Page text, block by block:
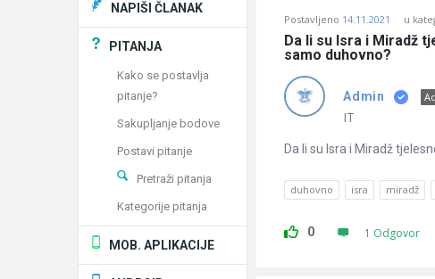
Učene
Latest
Pitanja
Postavljeno 14.11.2021 u
Da li su Isra i Miradž
samo duhovno?
Admin
IT
Da li su Isra i Miradž
duhovno isra miradž
0 1 Odgovor
NAPIŠI ČLANAK
PITANJA
Kako se postavlja
pitanje?
Sakupljanje bodove
Postavi pitanje
Pretraži pitanja
Kategorije pitanja
MOB. APLIKACIJE